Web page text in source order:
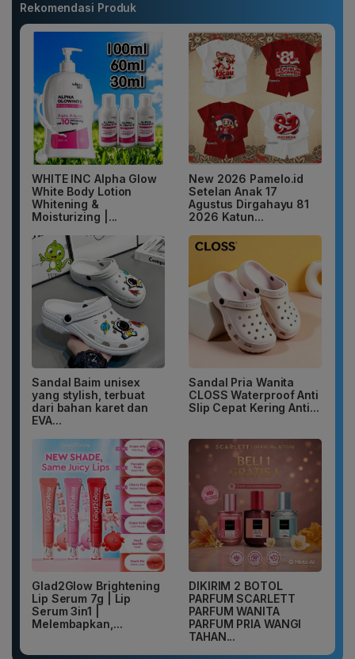
Rekomendasi Produk
WHITE INC Alpha Glow
White Body Lotion
Whitening &
Moisturizing |...
New 2026 Pamelo.id
Setelan Anak 17
Agustus Dirgahayu 81
2026 Katun...
Sandal Baim unisex
yang stylish, terbuat
dari bahan karet dan
EVA...
Sandal Pria Wanita
CLOSS Waterproof Anti
Slip Cepat Kering Anti...
Glad2Glow Brightening
Lip Serum 7g | Lip
Serum 3in1 |
Melembapkan,...
DIKIRIM 2 BOTOL
PARFUM SCARLETT
PARFUM WANITA
PARFUM PRIA WANGI
TAHAN...